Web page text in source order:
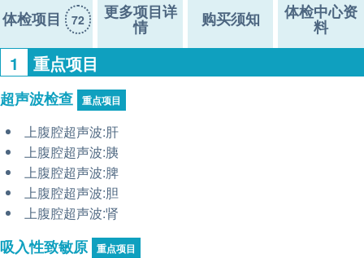
体检项目 72 更多项目详
情 购买须知 体检中心资
料
1 重点项目
超声波检查 重点项目
上腹腔超声波:肝
上腹腔超声波:胰
上腹腔超声波:脾
上腹腔超声波:胆
上腹腔超声波:肾
吸入性致敏原 重点项目